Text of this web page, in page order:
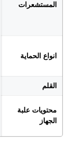
المستشعرات
انواع الحماية
القلم
محتويات علبة
الجهاز